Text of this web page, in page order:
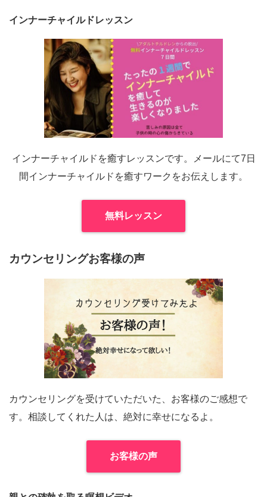
インナーチャイルドレッスン
インナーチャイルドを癒すレッスンです。メールにて7日
間インナーチャイルドを癒すワークをお伝えします。
無料レッスン
カウンセリングお客様の声
カウンセリングを受けていただいた、お客様のご感想で
す。相談してくれた人は、絶対に幸せになるよ。
お客様の声